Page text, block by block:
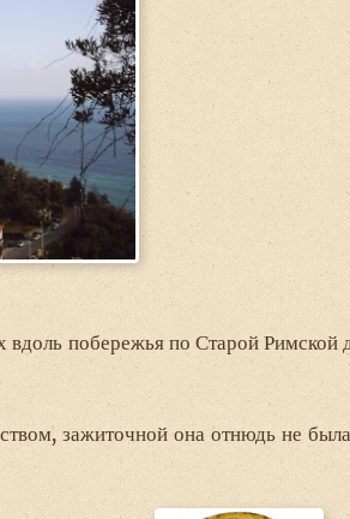
побережья по Старой Римской
зажиточной она отнюдь не